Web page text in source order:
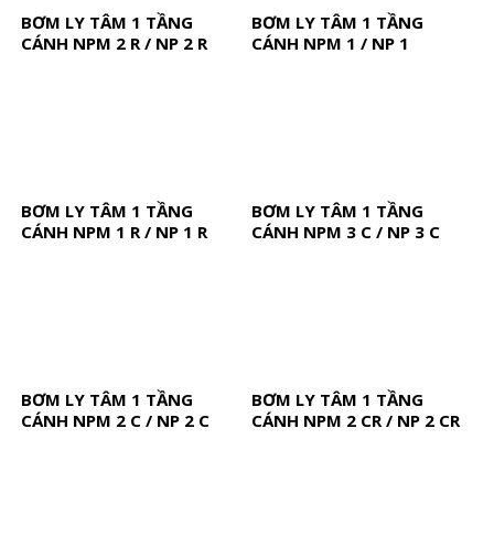
BƠM LY TÂM 1 TẦNG
CÁNH NPM 2 R / NP 2 R
BƠM LY TÂM 1 TẦNG
CÁNH NPM 1 / NP 1
BƠM LY TÂM 1 TẦNG
CÁNH NPM 1 R / NP 1 R
BƠM LY TÂM 1 TẦNG
CÁNH NPM 3 C / NP 3 C
BƠM LY TÂM 1 TẦNG
CÁNH NPM 2 C / NP 2 C
BƠM LY TÂM 1 TẦNG
CÁNH NPM 2 CR / NP 2 CR